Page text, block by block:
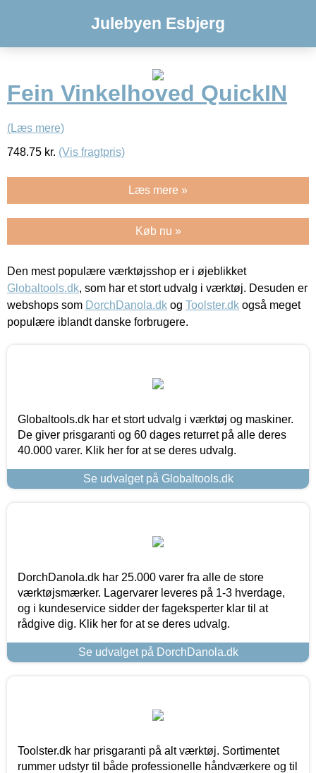
Julebyen Esbjerg
Fein Vinkelhoved QuickIN
(Læs mere)
748.75 kr. (Vis fragtpris)
Læs mere »
Køb nu »
Den mest populære værktøjsshop er i øjeblikket
Globaltools.dk, som har et stort udvalg i værktøj. Desuden er
webshops som DorchDanola.dk og Toolster.dk også meget
populære iblandt danske forbrugere.
Globaltools.dk har et stort udvalg i værktøj og maskiner.
De giver prisgaranti og 60 dages returret på alle deres
40.000 varer. Klik her for at se deres udvalg.
Se udvalget på Globaltools.dk
DorchDanola.dk har 25.000 varer fra alle de store
værktøjsmærker. Lagervarer leveres på 1-3 hverdage,
og i kundeservice sidder der fageksperter klar til at
rådgive dig. Klik her for at se deres udvalg.
Se udvalget på DorchDanola.dk
Toolster.dk har prisgaranti på alt værktøj. Sortimentet
rummer udstyr til både professionelle håndværkere og til